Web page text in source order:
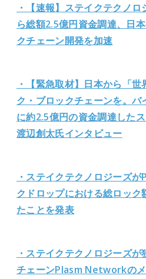
・【速報】ステイクテクノ
ら総額2.5億円資金調達、日
クチェーン開発を加速
・【緊急取材】日本から「
ク・ブロックチェーンを。
に約2.5億円の資金調達した
渡辺創太氏インタビュー
・ステイクテクノロジーズ
クドロップにおける総ロック
たことを発表
・ステイクテクノロジーズ
チェーンPlasm Networkの